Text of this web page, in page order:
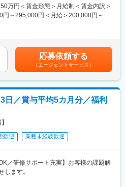
栄えたまち。美味しさを磨き上げた自
のHPにあるように、非常に恵まれた自
、札幌へ約100km、旭川へ50kmと、北
る妹背牛町は道内へのアクセス環境が
す。
に自治体から移住支援の支給もござい
のTier1企業(直接取引企業)として、北
貢献することを目指しております。
わせて、簡単なパソコン操作で生産デ
ツコツと正確に作業することが得意な
包、ラベル貼りなどの出荷準備
タ入力
た倉庫内作業（免許は入社後に取得可
が在籍
タートし現在活躍中
研修など充実した研修をご用意してい
大歓迎です。ぜひ当社でスキルアップ
プログラムでが充実しており、技術だ
万円＜賃金形態＞月給制＜賃金内訳＞
円～295,000円＜月給＞200,000円～
る可能性があります。月給(月額)は固定
応募依頼する
（エージェントサービス）
日／賞与平均5カ月分／福利
歓迎 業種未経験歓迎
／研修サポート充実】お客様の課題解
します。